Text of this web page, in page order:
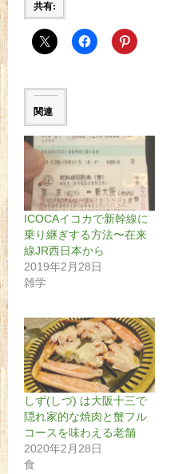
共有:
関連
ICOCAイコカで新幹線に
乗り継ぎする方法〜在来
線JR西日本から
2019年2月28日
雑学
しず(しづ) は大阪十三で
隠れ家的な焼肉と蟹フル
コースを味わえる老舗
2020年2月28日
食